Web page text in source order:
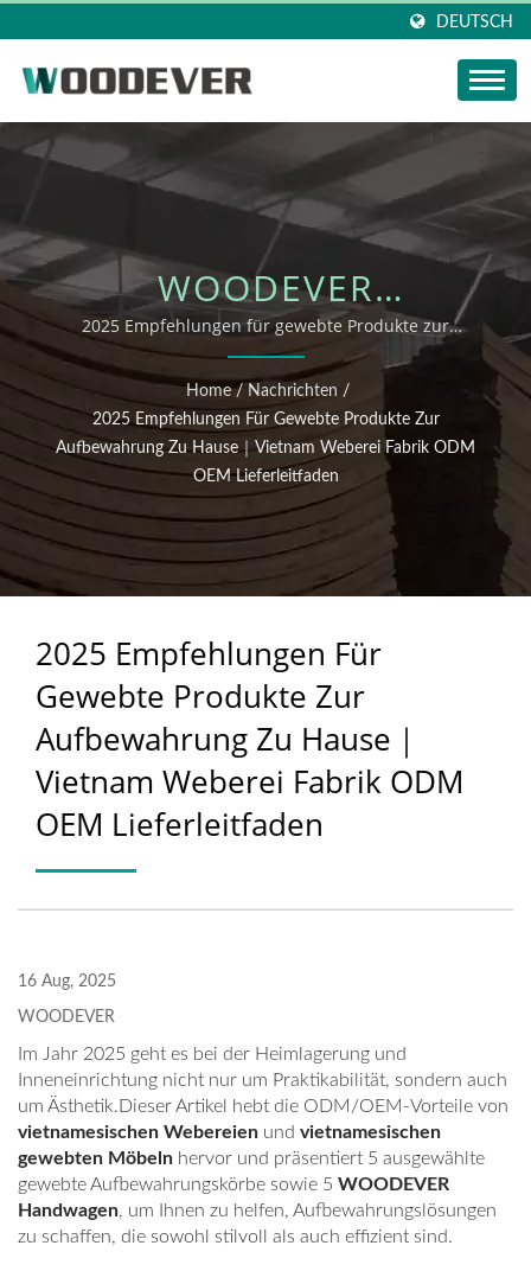
DEUTSCH
WOODEVER
NACHRICHTEN-
UPDATE: 2025
EMPFEHLUNGEN FÜR
GEWEBTE PRODUKTE
ZUR AUFBEWAHRUNG
ZU HAUSE｜VIETNAM
OEM LIEFERLEITFADEN
2025 Empfehlungen für gewebte Produkte zur
Aufbewahrung zu Hause｜Vietnam Weberei Fabrik ODM
OEM Lieferleitfaden
Home / Nachrichten /
2025 Empfehlungen Für Gewebte Produkte Zur
Aufbewahrung Zu Hause｜Vietnam Weberei Fabrik ODM
OEM Lieferleitfaden
2025 Empfehlungen Für
Gewebte Produkte Zur
Aufbewahrung Zu Hause｜
Vietnam Weberei Fabrik ODM
OEM Lieferleitfaden
16 Aug, 2025
WOODEVER
Im Jahr 2025 geht es bei der Heimlagerung und
Inneneinrichtung nicht nur um Praktikabilität, sondern auch
um Ästhetik.Dieser Artikel hebt die ODM/OEM-Vorteile von
vietnamesischen Webereien und vietnamesischen
gewebten Möbeln hervor und präsentiert 5 ausgewählte
gewebte Aufbewahrungskörbe sowie 5 WOODEVER
Handwagen, um Ihnen zu helfen, Aufbewahrungslösungen
zu schaffen, die sowohl stilvoll als auch effizient sind.